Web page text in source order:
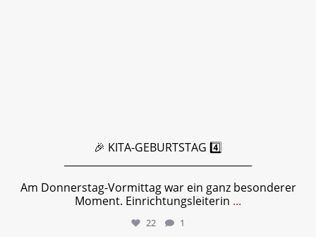
🎉 KITA-GEBURTSTAG 4️⃣
Am Donnerstag-Vormittag war ein ganz besonderer
Moment. Einrichtungsleiterin ...
22 1